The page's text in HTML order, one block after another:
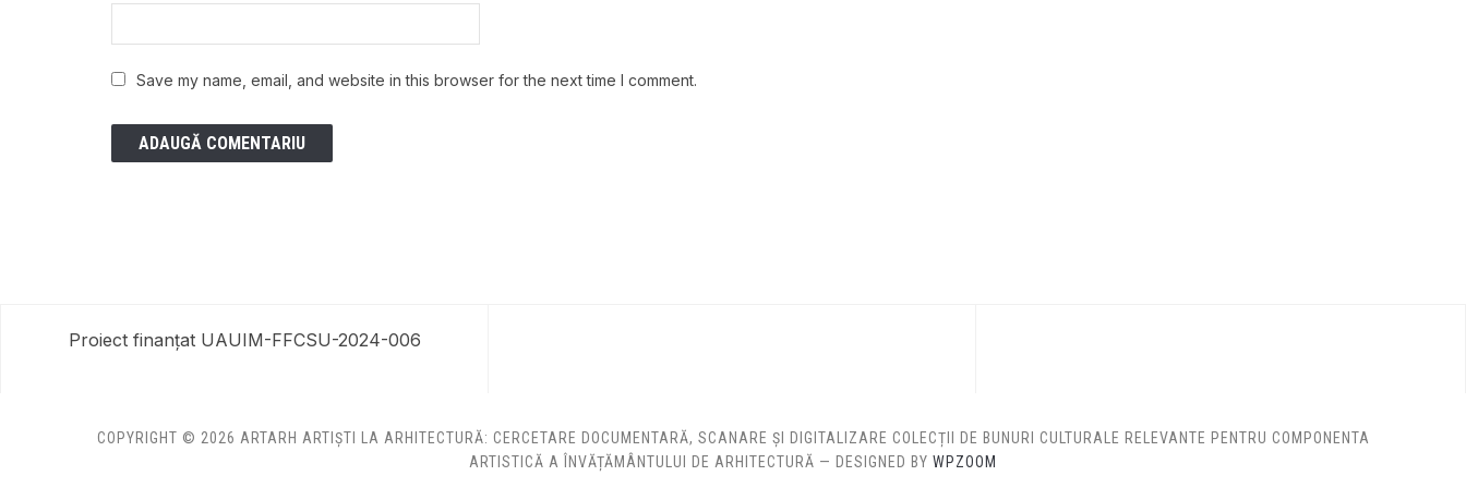
Save my name, email, and website in this browser for the next time I comment.
Proiect finanțat UAUIM-FFCSU-2024-006
COPYRIGHT © 2026 ARTARH ARTIȘTI LA ARHITECTURĂ: CERCETARE DOCUMENTARĂ, SCANARE ȘI DIGITALIZARE COLECȚII DE BUNURI CULTURALE RELEVANTE PENTRU COMPONENTA
ARTISTICĂ A ÎNVĂȚĂMÂNTULUI DE ARHITECTURĂ — DESIGNED BY WPZOOM